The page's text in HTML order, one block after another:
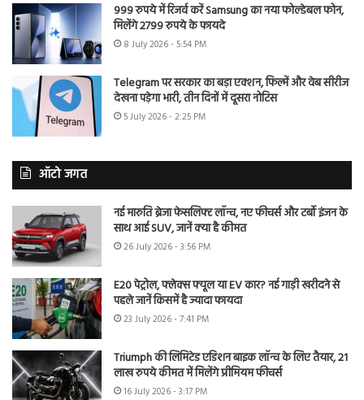
999 रुपये में रिजर्व करें Samsung का नया फोल्डेबल फोन,
मिलेंगे 2799 रुपये के फायदे
8 July 2026 - 5:54 PM
Telegram पर सरकार का बड़ा एक्शन, फिल्में और वेब सीरीज
देखना पड़ेगा भारी, तीन दिनों में दूसरा नोटिस
5 July 2026 - 2:25 PM
ऑटो जगत
नई मारुति ब्रेजा फेसलिफ्ट लॉन्च, नए फीचर्स और टर्बो इंजन के
साथ आई SUV, जानें क्या है कीमत
26 July 2026 - 3:56 PM
E20 पेट्रोल, फ्लेक्स फ्यूल या EV कार? नई गाड़ी खरीदने से
पहले जानें किसमें है ज्यादा फायदा
23 July 2026 - 7:41 PM
Triumph की लिमिटेड एडिशन बाइक लॉन्च के लिए तैयार, 21
लाख रुपये कीमत में मिलेंगे प्रीमियम फीचर्स
16 July 2026 - 3:17 PM